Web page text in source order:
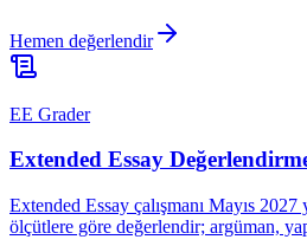
Hemen değerlendir
EE Grader
Extended Essay
Extended Essay çalışmanı Mayıs 2027
ölçütlere göre değerlendir; argüman,